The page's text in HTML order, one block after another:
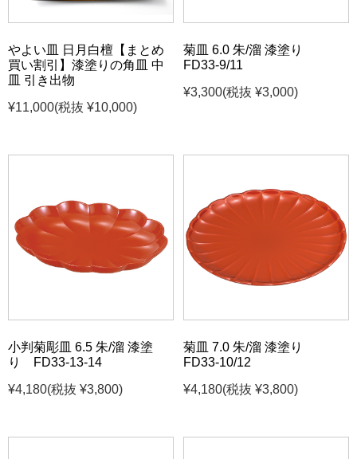
やよい皿 日月白檀【まとめ
買い割引】漆塗りの角皿 中
皿 引き出物
¥11,000(税抜 ¥10,000)
菊皿 6.0 朱/溜 漆塗り
FD33-9/11
¥3,300(税抜 ¥3,000)
小判菊彫皿 6.5 朱/溜 漆塗
り FD33-13-14
¥4,180(税抜 ¥3,800)
菊皿 7.0 朱/溜 漆塗り
FD33-10/12
¥4,180(税抜 ¥3,800)